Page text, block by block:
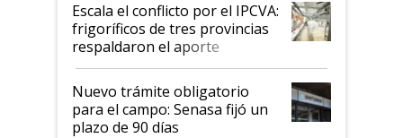
animales: "Mientras me
descalificaban, yo seguí
haciendo currículum"
Escala el conflicto por el IPCVA:
frigoríficos de tres provincias
respaldaron el aporte
obligatorio
Nuevo trámite obligatorio
para el campo: Senasa fijó un
plazo de 90 días